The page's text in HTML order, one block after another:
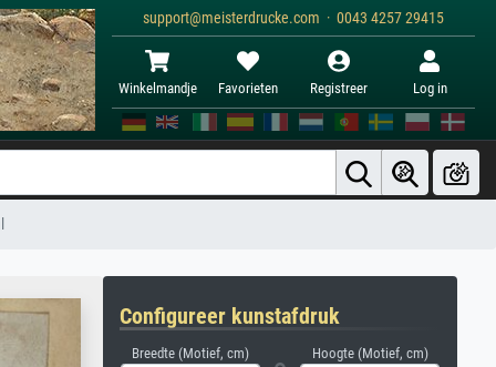
support@meisterdrucke.com · 0043 4257 29415
Winkelmandje Favorieten Registreer Log in
Configureer kunstafdruk
Breedte (Motief, cm) Hoogte (Motief, cm)